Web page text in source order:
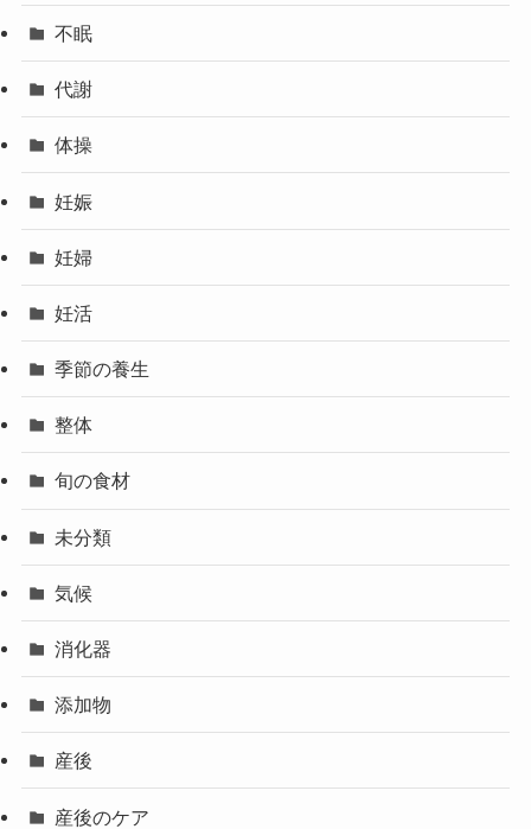
不眠
代謝
体操
妊娠
妊婦
妊活
季節の養生
整体
旬の食材
未分類
気候
消化器
添加物
産後
産後のケア